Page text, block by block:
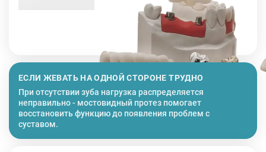
ЕСЛИ ЖЕВАТЬ НА ОДНОЙ СТОРОНЕ ТРУДНО
При отсутствии зуба нагрузка распределяется
неправильно - мостовидный протез помогает
восстановить функцию до появления проблем с
суставом.